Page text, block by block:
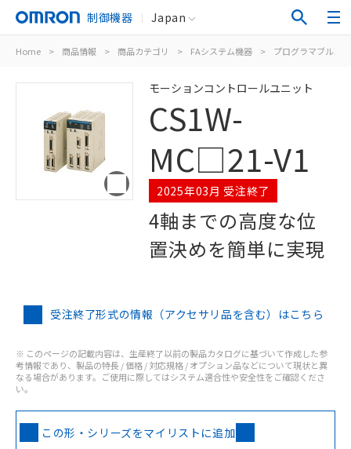
制御機器 Japan
Home > 商品情報 > 商品カテゴリ > FAシステム機器 > プログラマブルコ
モーションコントロールユニット
CS1W-
MC□21-V1
2025年03月 受注終了
4軸までの高度な位
置決めを簡単に実現
受注終了形式の情報（アクセサリ品を含む）はこちら
※ このページの記載内容は、生産終了以前の製品カタログに基づいて作成した参
考情報であり、製品の特長 / 価格 / 対応規格 / オプション品などについて現状と異
なる場合があります。ご使用に際してはシステム適合性や安全性をご確認くださ
い。
この形・シリーズをマイリストに追加